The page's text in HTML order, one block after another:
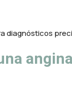
diagnósticos